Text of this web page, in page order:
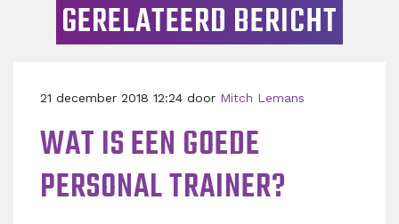
GERELATEERD BERICHT
21 december 2018 12:24 door Mitch Lemans
WAT IS EEN GOEDE
PERSONAL TRAINER?